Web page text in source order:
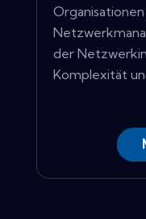
der
Komplexität